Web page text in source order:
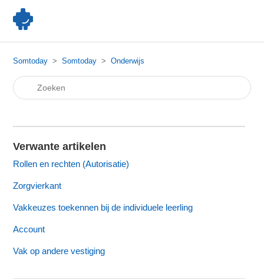
Somtoday Somtoday Onderwijs
Verwante artikelen
Rollen en rechten (Autorisatie)
Zorgvierkant
Vakkeuzes toekennen bij de individuele leerling
Account
Vak op andere vestiging